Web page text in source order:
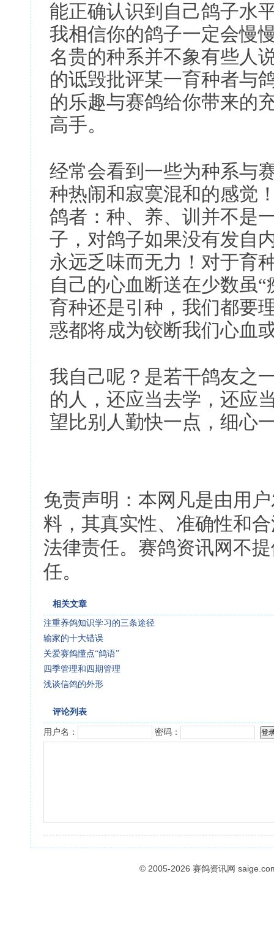
能正确认识到自己鸽子水
我相信你的鸽子一定会慢
名贵的种系并不象有些人
的诋毁批评某一育种者与
的乐趣与赛鸽给你带来的
高手。
经常会看到一些为种系与
种热闹和寂寞混和的感觉
鸽者：种、养、训并不是
子，对鸽子如果没有发自
永远乏味而无力！对于育
自己的心血断送在少数虽
育种还是引种，我们都要
惑都将成为铰断我们心
我自己呢？是若干鸽友之
的人，还应当去学，还应
望比别人勤快一点，细心
免责声明：本网凡是由用
料，其真实性、准确性和
法律责任。赛鸽资讯网不
任。
相关文章
注重养鸽知识学习的三条途径
输家的十大错误
关爱赛鸽懂点“鸽语”
四季管理和四期管理
浅谈信鸽的外形
评论列表
用户名： 密码：
© 2005-2026 赛鸽资讯网